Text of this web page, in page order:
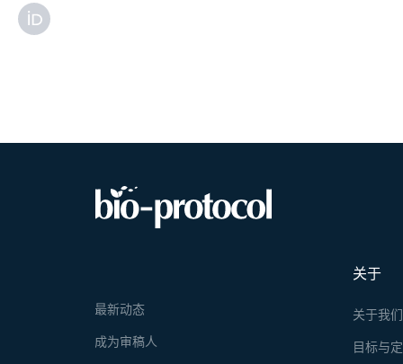
关于
关于我们
目标与
最新动态
成为审稿人